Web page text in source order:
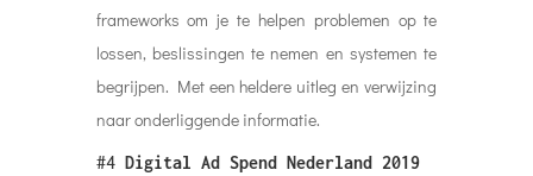
frameworks om je te helpen problemen op te
lossen, beslissingen te nemen en systemen te
begrijpen. Met een heldere uitleg en verwijzing
naar onderliggende informatie.
#4 Digital Ad Spend Nederland 2019